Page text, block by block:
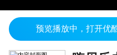
预览播放中，打开优